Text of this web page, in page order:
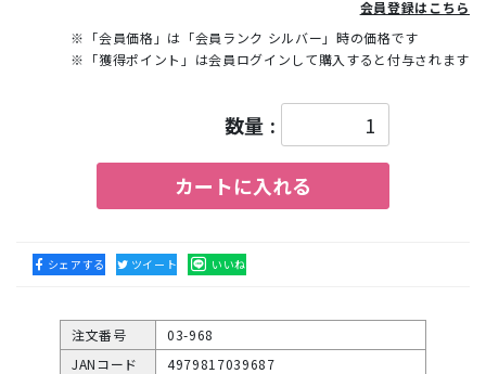
会員登録はこちら
※「会員価格」は「会員ランク シルバー」時の価格です
※「獲得ポイント」は会員ログインして購入すると付与されます
数量 :
カートに入れる
シェアする ツイート いいね
注文番号
03-968
JANコード
4979817039687